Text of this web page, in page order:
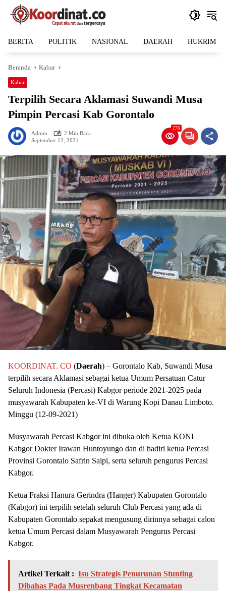
Langsung
BERITA POLITIK NASIONAL DAERAH HUKRIM
Beranda Kabar
Kabar
Terpilih Secara Aklamasi Suwandi Musa
Pimpin Percasi Kab Gorontalo
Admin
2 Min Baca
September 12, 2021
276
KOORDINAT. CO (Daerah) – Gorontalo Kab, Suwandi Musa
terpilih secara Aklamasi sebagai ketua Umum Persatuan Catur
Seluruh Indonesia (Percasi) Kabgor periode 2021-2025 pada
musyawarah Kabupaten ke-VI di Warung Kopi Danau Limboto.
Minggu (12-09-2021)
Musyawarah Percasi Kabgor ini dibuka oleh Ketua KONI
Kabgor Dokter Irawan Huntoyungo dan di hadiri ketua Percasi
Provinsi Gorontalo Safrin Saipi, serta seluruh pengurus Percasi
Kabgor.
Ketua Fraksi Hanura Gerindra (Hanger) Kabupaten Gorontalo
(Kabgor) ini terpilih setelah seluruh Club Percasi yang ada di
Kabupaten Gorontalo sepakat mengusung dirinnya sebagai calon
ketua Umum Percasi dalam Musyawarah Pengurus Percasi
Kabgor.
Artikel Terkait : Isu Strategis Penurunan Stunting
Dibahas Pada Musrenbang Tingkat Kecamatan